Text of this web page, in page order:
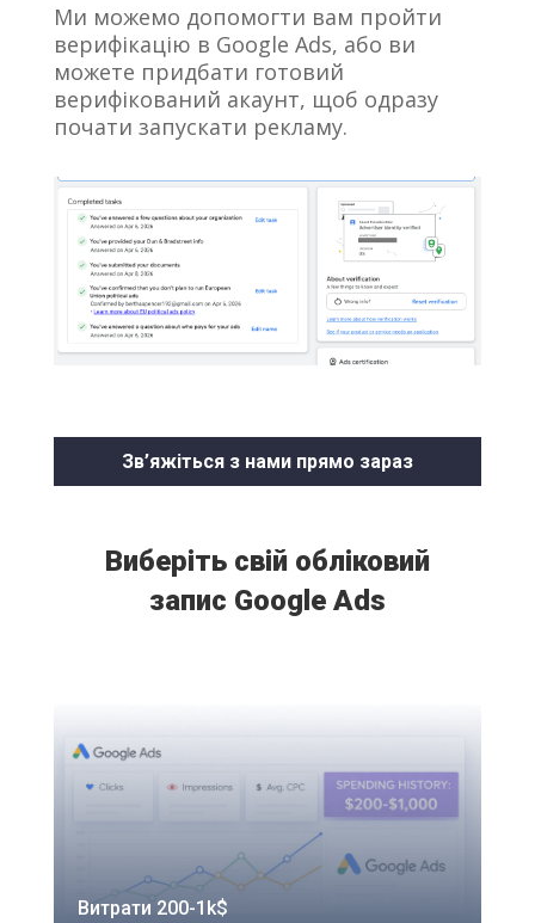
Ми можемо допомогти вам пройти
верифікацію в Google Ads, або ви
можете придбати готовий
верифікований акаунт, щоб одразу
почати запускати рекламу.
Зв’яжіться з нами прямо зараз
Виберіть свій обліковий
запис Google Ads
Витрати 200-1k$